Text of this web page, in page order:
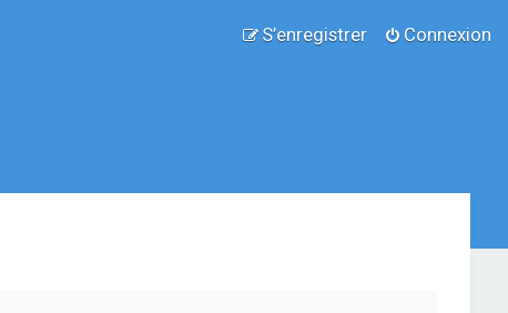
Connexion
S’enregistrer